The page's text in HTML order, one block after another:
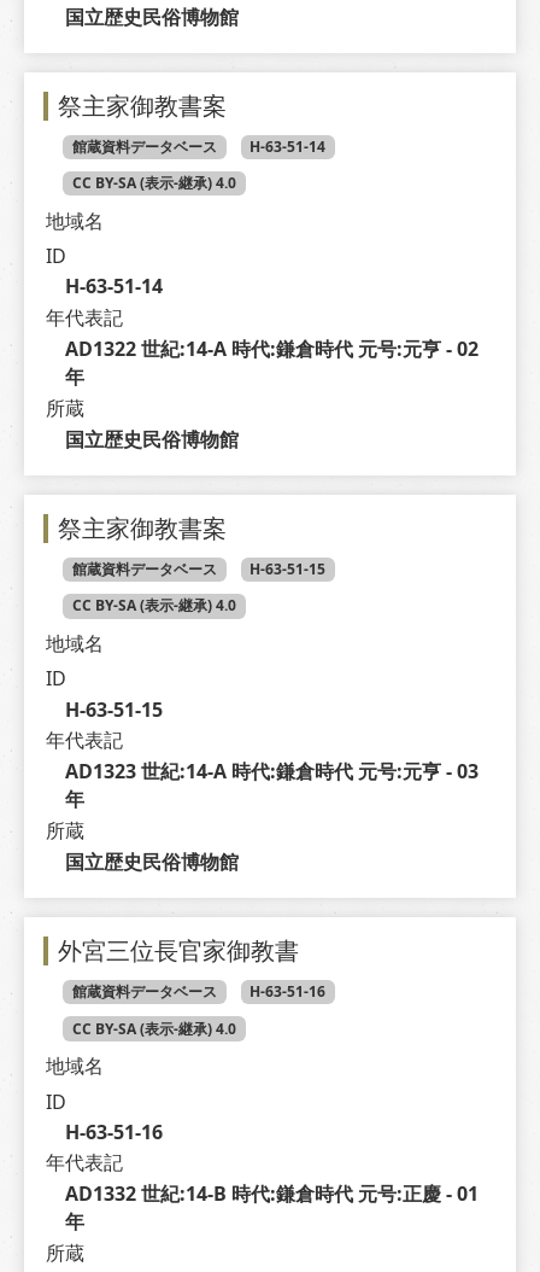
国立歴史民俗博物館
祭主家御教書案
館蔵資料データベース
H-63-51-14
CC BY-SA (表示-継承) 4.0
地域名
ID
H-63-51-14
年代表記
AD1322 世紀:14-A 時代:鎌倉時代 元号:元亨 - 02
年
所蔵
国立歴史民俗博物館
祭主家御教書案
館蔵資料データベース
H-63-51-15
CC BY-SA (表示-継承) 4.0
地域名
ID
H-63-51-15
年代表記
AD1323 世紀:14-A 時代:鎌倉時代 元号:元亨 - 03
年
所蔵
国立歴史民俗博物館
外宮三位長官家御教書
館蔵資料データベース
H-63-51-16
CC BY-SA (表示-継承) 4.0
地域名
ID
H-63-51-16
年代表記
AD1332 世紀:14-B 時代:鎌倉時代 元号:正慶 - 01
年
所蔵